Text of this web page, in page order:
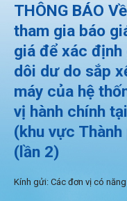
THÔNG BÁO
tham gia báo
giá để xác
dôi dư do sắp
máy của hệ
vị hành chính
(khu vực
(lần 2)
Kính gửi: Các đơn vị có